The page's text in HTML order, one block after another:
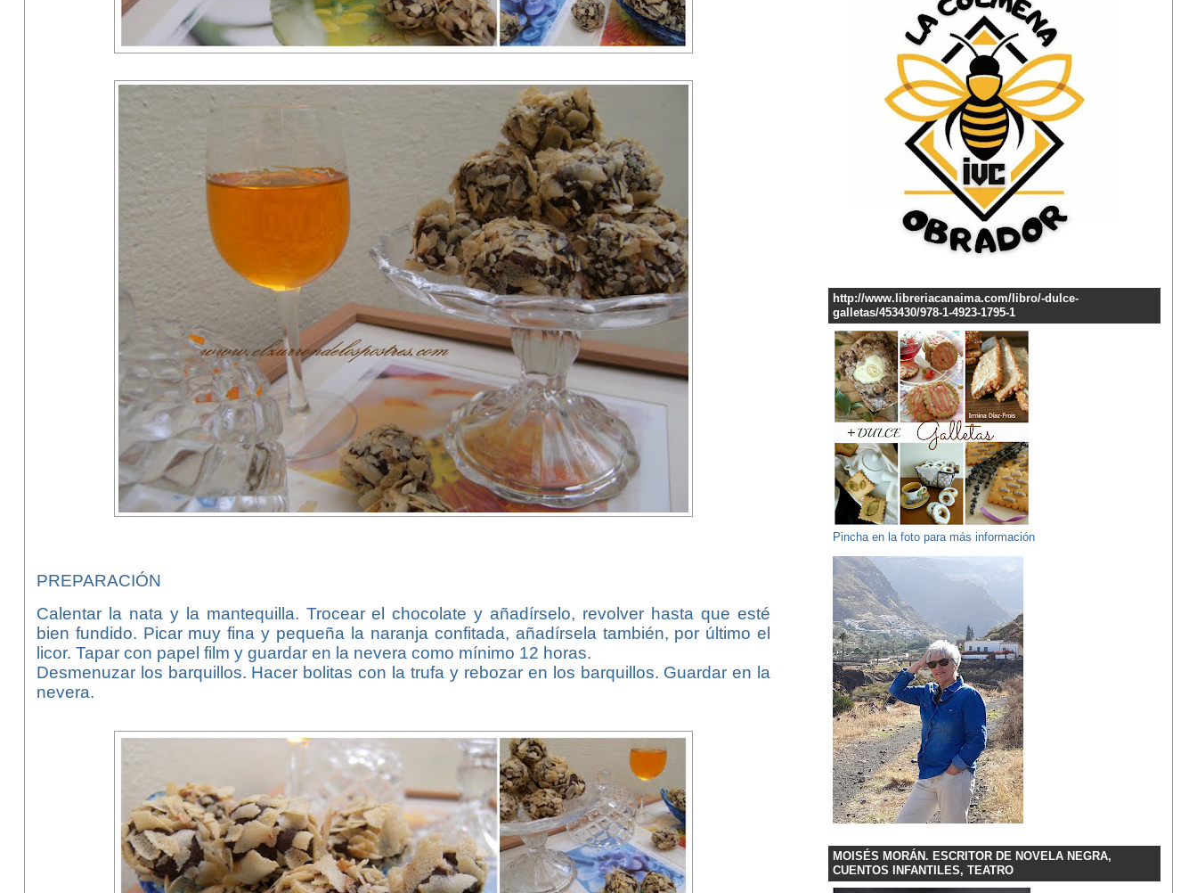
PREPARACIÓN
Calentar la nata y la mantequilla. Trocear el chocolate y añadírselo, revolver hasta que esté
bien fundido. Picar muy fina y pequeña la naranja confitada, añadírsela también, por último el
licor. Tapar con papel film y guardar en la nevera como mínimo 12 horas.
Desmenuzar los barquillos. Hacer bolitas con la trufa y rebozar en los barquillos. Guardar en la
nevera.
http://www.libreriacanaima.com/libro/-dulce-
galletas/453430/978-1-4923-1795-1
Pincha en la foto para más información
MOISÉS MORÁN. ESCRITOR DE NOVELA NEGRA,
CUENTOS INFANTILES, TEATRO